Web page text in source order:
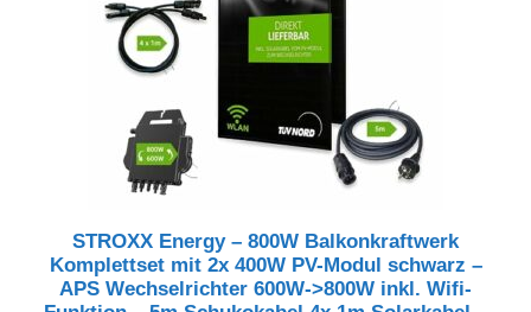
STROXX Energy – 800W Balkonkraftwerk
Komplettset mit 2x 400W PV-Modul schwarz –
APS Wechselrichter 600W->800W inkl. Wifi-